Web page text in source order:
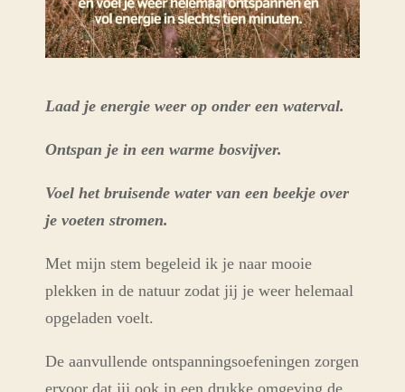
Laad je energie weer op onder een waterval.
Ontspan je in een warme bosvijver.
Voel het bruisende water van een beekje over
je voeten stromen.
Met mijn stem begeleid ik je naar mooie
plekken in de natuur zodat jij je weer helemaal
opgeladen voelt.
De aanvullende ontspanningsoefeningen zorgen
ervoor dat jij ook in een drukke omgeving de